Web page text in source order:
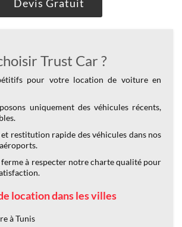
Devis Gratuit
Trust Car ?
pour votre location de voiture en
uniquement des véhicules récents,
et restitution rapide des véhicules dans nos
ferme à respecter notre charte qualité pour
location dans les villes
à Tunis